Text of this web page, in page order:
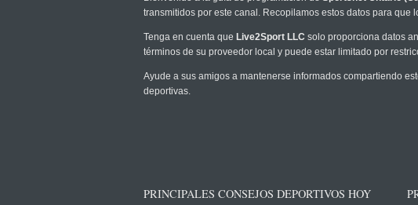
transmitidos por este canal. Recopilamos estos datos para
Tenga en cuenta que Live2Sport LLC solo proporciona datos
términos de su proveedor local y puede estar limitado por
Ayude a sus amigos a mantenerse informados compartiendo
deportivas.
PRINCIPALES CONSEJOS DEPORTIVOS HOY